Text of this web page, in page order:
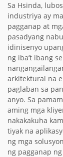
Sa Hsinda,
industriya ay
pagganap at
pasadyang
idinisenyo
ng iba’t ibang
arkitektural na
paglaban sa
anyo. Sa
aming mga
nakakakuha
tiyak na
ng mga
ng pagganap